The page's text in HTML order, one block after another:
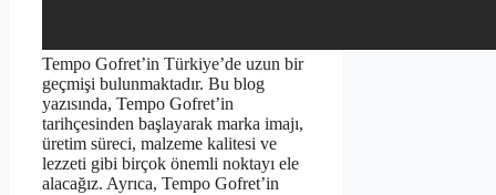
Tempo Gofret’in Türkiye’de uzun bir
geçmişi bulunmaktadır. Bu blog
yazısında, Tempo Gofret’in
tarihçesinden başlayarak marka imajı,
üretim süreci, malzeme kalitesi ve
lezzeti gibi birçok önemli noktayı ele
alacağız. Ayrıca, Tempo Gofret’in